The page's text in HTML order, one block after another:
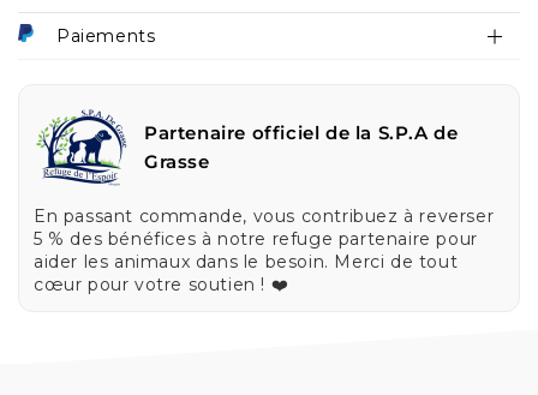
Paiements
Partenaire officiel de la S.P.A de
Grasse
En passant commande, vous contribuez à reverser
5 % des bénéfices à notre refuge partenaire pour
aider les animaux dans le besoin. Merci de tout
cœur pour votre soutien ! ❤️